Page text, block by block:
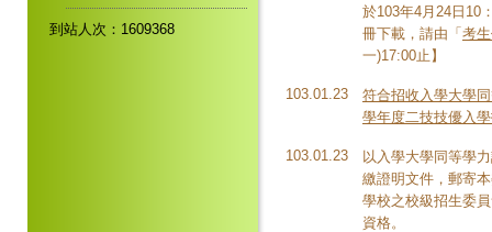
到站人次：1609368
於103年4月24日10
冊下載，請由「 考
一)17:00止】
103.01.23
符合招收入學大學
學年度二技技優入
103.01.23
以入學大學同等學
繳證明文件，郵寄
學校之校級招生委
資格。